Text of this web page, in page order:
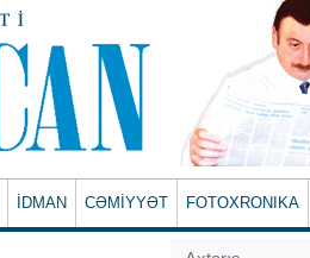
İDMAN CƏMİYYƏT FOTOXRONIKA